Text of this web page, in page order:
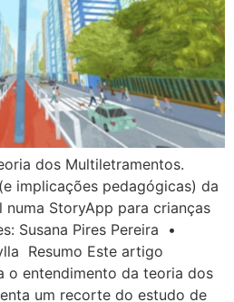
dos Multiletramentos.
implicações pedagógicas) da
StoryApp para crianças
Susana Pires Pereira •
Resumo Este artigo
o entendimento da teoria dos
um recorte do estudo de